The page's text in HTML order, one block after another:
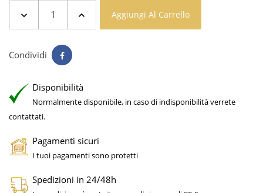
Aggiungi Al Carrello
Condividi
Disponibilità
Normalmente disponibile, in caso di indisponibilità verrete
contattati.
Pagamenti sicuri
I tuoi pagamenti sono protetti
Spedizioni in 24/48h